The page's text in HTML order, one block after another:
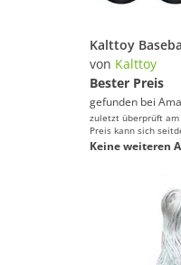
von Kalttoy
Bester Preis
gefunden bei
zuletzt überprüft
Preis kann sich
Keine weiteren